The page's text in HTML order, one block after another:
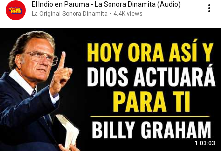
El Indio en Paruma - La Sonora Dinamita (Audio)
La Original Sonora Dinamita • 4.4K views
1:03:03